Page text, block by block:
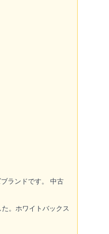
ランドです。 中古
。ホワイトバックス